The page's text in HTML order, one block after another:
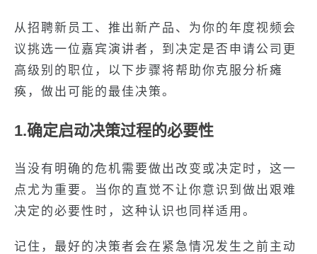
从招聘新员工、推出新产品、为你的年度视频会
议挑选一位嘉宾演讲者，到决定是否申请公司更
高级别的职位，以下步骤将帮助你克服分析瘫
痪，做出可能的最佳决策。
1.确定启动决策过程的必要性
当没有明确的危机需要做出改变或决定时，这一
点尤为重要。当你的直觉不让你意识到做出艰难
决定的必要性时，这种认识也同样适用。
记住，最好的决策者会在紧急情况发生之前主动